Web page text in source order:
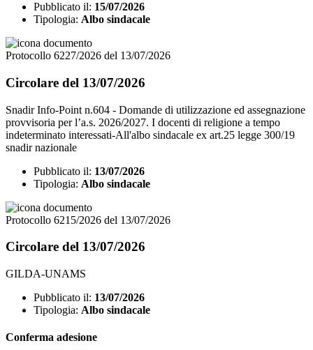
Pubblicato il: 15/07/2026
Tipologia: Albo sindacale
Protocollo 6227/2026 del 13/07/2026
Circolare del 13/07/2026
Snadir Info-Point n.604 - Domande di utilizzazione ed assegnazione
provvisoria per l’a.s. 2026/2027. I docenti di religione a tempo
indeterminato interessati-All'albo sindacale ex art.25 legge 300/19
snadir nazionale
Pubblicato il: 13/07/2026
Tipologia: Albo sindacale
Protocollo 6215/2026 del 13/07/2026
Circolare del 13/07/2026
GILDA-UNAMS
Pubblicato il: 13/07/2026
Tipologia: Albo sindacale
Conferma adesione